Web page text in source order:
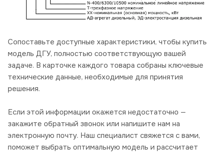
Сопоставьте доступные характеристики, чтобы купить
модель ДГУ, полностью соответствующую вашей
задаче. В карточке каждого товара собраны ключевые
технические данные, необходимые для принятия
решения.
Если этой информации окажется недостаточно —
закажите обратный звонок или напишите нам на
электронную почту. Наш специалист свяжется с вами,
поможет выбрать оптимальную модель и рассчитает